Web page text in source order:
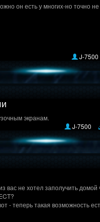
он есть у многих-но точно не
J-7500
экранам.
J-7500
вас не хотел заполучить
- теперь такая возможность